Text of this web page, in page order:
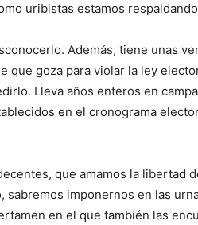
uribistas estamos
Además, tiene unas
que goza para violar la ley
Lleva años enteros en
en el cronograma
que amamos la libertad
imponernos en las
en el que también las